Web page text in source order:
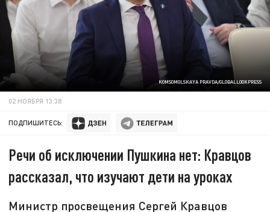
KOMSOMOLSKAYA PRAVDA/GLOBALLOOKPRESS
02 НОЯБРЯ 13:38
ПОДПИШИТЕСЬ:
Речи об исключении Пушкина нет: Кравцов
рассказал, что изучают дети на уроках
Министр просвещения Сергей Кравцов